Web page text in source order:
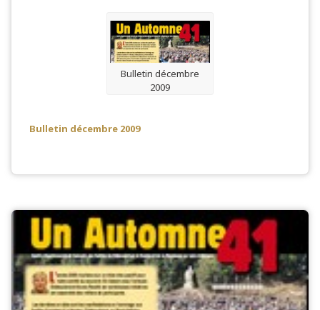
Bulletin décembre
2009
Bulletin décembre 2009